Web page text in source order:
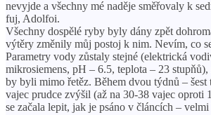
nevyjde a všechny mé naděje směřovaly k
fuj, Adolfoi.
Všechny dospělé ryby byly dány zpět
výtěry změnily můj postoj k nim. Nevím, co
Parametry vody zůstaly stejné (elektrická
mikrosiemens, pH – 6.5, teplota – 23
by byli mimo řetěz. Během dvou týdnů – šest
vajec prudce zvýšil (až na 30-38 vajec oproti
se začala lepit, jak je psáno v článcích –